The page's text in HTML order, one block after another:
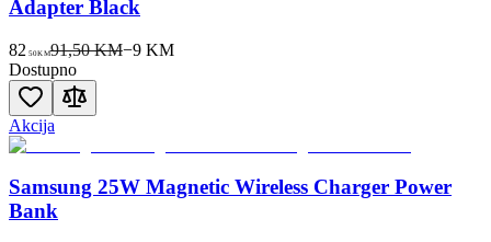
Adapter Black
82 50KM91,50 KM−9KM
Dostupno
Akcija
Samsung 25W Magnetic Wireless Charger Power
Bank